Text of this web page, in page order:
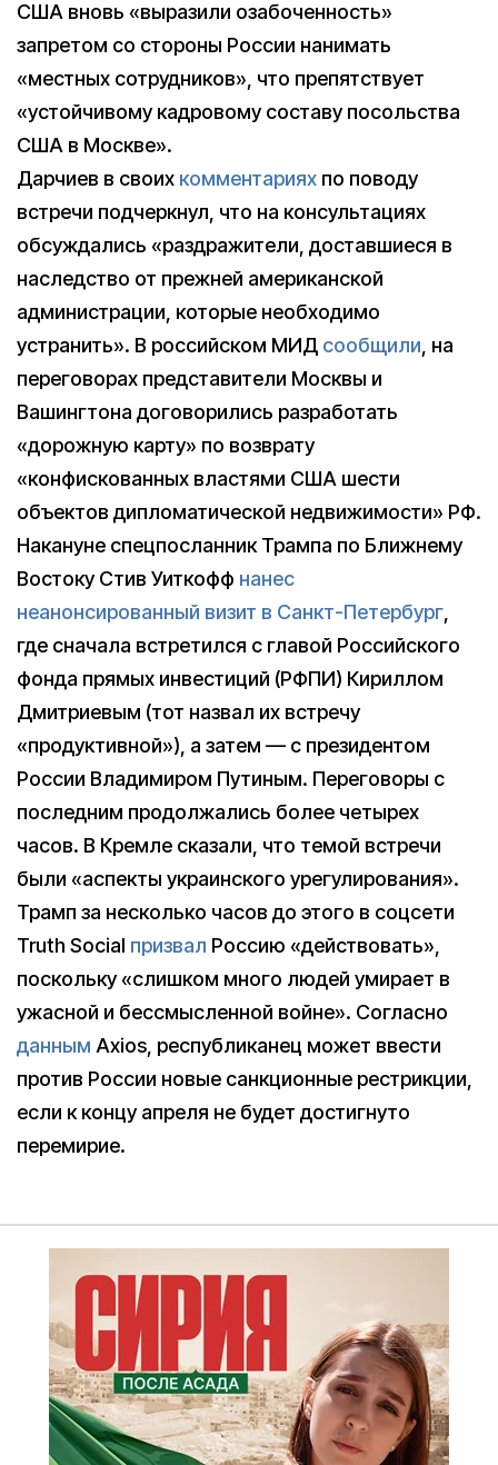
США вновь «выразили озабоченность»
запретом со стороны России нанимать
«местных сотрудников», что препятствует
«устойчивому кадровому составу посольства
США в Москве».
Дарчиев в своих комментариях по поводу
встречи подчеркнул, что на консультациях
обсуждались «раздражители, доставшиеся в
наследство от прежней американской
администрации, которые необходимо
устранить». В российском МИД сообщили, на
переговорах представители Москвы и
Вашингтона договорились разработать
«дорожную карту» по возврату
«конфискованных властями США шести
объектов дипломатической недвижимости» РФ.
Накануне спецпосланник Трампа по Ближнему
Востоку Стив Уиткофф нанес
неанонсированный визит в Санкт-Петербург,
где сначала встретился с главой Российского
фонда прямых инвестиций (РФПИ) Кириллом
Дмитриевым (тот назвал их встречу
«продуктивной»), а затем — с президентом
России Владимиром Путиным. Переговоры с
последним продолжались более четырех
часов. В Кремле сказали, что темой встречи
были «аспекты украинского урегулирования».
Трамп за несколько часов до этого в соцсети
Truth Social призвал Россию «действовать»,
поскольку «слишком много людей умирает в
ужасной и бессмысленной войне». Согласно
данным Axios, республиканец может ввести
против России новые санкционные рестрикции,
если к концу апреля не будет достигнуто
перемирие.